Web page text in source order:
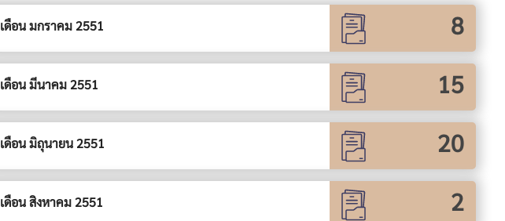
เดือน มกราคม 2551 8
เดือน มีนาคม 2551 15
เดือน มิถุนายน 2551 20
เดือน สิงหาคม 2551 2